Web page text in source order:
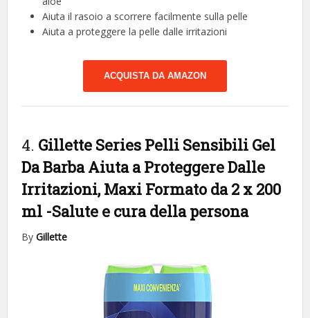
Aiuta il rasoio a scorrere facilmente sulla pelle
Aiuta a proteggere la pelle dalle irritazioni
ACQUISTA DA AMAZON
4. Gillette Series Pelli Sensibili Gel
Da Barba Aiuta a Proteggere Dalle
Irritazioni, Maxi Formato da 2 x 200
ml -Salute e cura della persona
ByGillette